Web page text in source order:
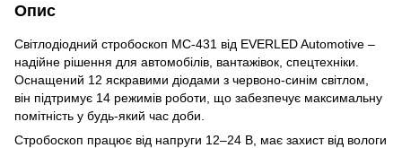
Опис
Світлодіодний стробоскоп МС-431 від EVERLED Automotive –
надійне рішення для автомобілів, вантажівок, спецтехніки.
Оснащений 12 яскравими діодами з червоно-синім світлом,
він підтримує 14 режимів роботи, що забезпечує максимальну
помітність у будь-який час доби.
Стробоскоп працює від напруги 12–24 В, має захист від вологи